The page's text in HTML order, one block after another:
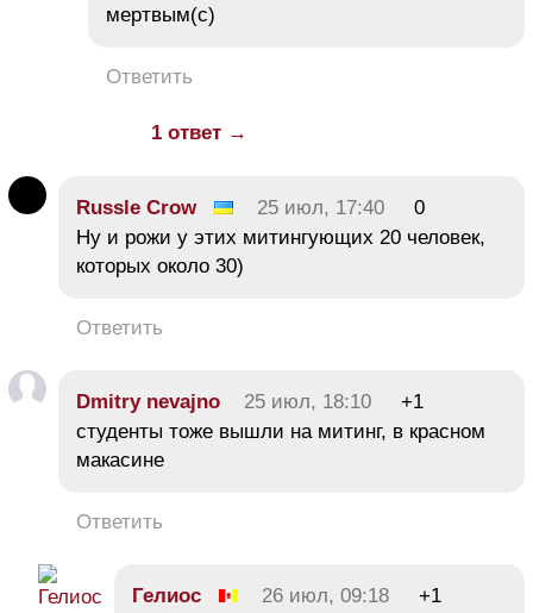
мертвым(с)
Ответить
1 ответ →
Russle Crow 25 июл, 17:40
0
Ну и рожи у этих митингующих 20 человек,
которых около 30)
Ответить
Dmitry nevajno 25 июл, 18:10
+1
студенты тоже вышли на митинг, в красном
макасине
Ответить
Гелиос 26 июл, 09:18
+1